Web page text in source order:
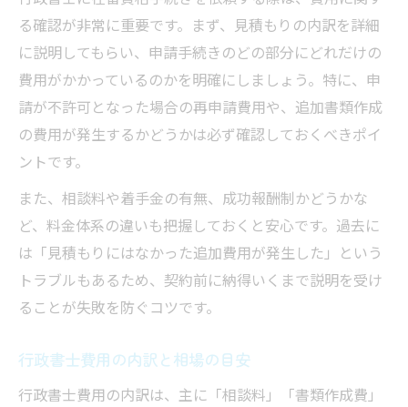
る確認が非常に重要です。まず、見積もりの内訳を詳細
に説明してもらい、申請手続きのどの部分にどれだけの
費用がかかっているのかを明確にしましょう。特に、申
請が不許可となった場合の再申請費用や、追加書類作成
の費用が発生するかどうかは必ず確認しておくべきポイ
ントです。
また、相談料や着手金の有無、成功報酬制かどうかな
ど、料金体系の違いも把握しておくと安心です。過去に
は「見積もりにはなかった追加費用が発生した」という
トラブルもあるため、契約前に納得いくまで説明を受け
ることが失敗を防ぐコツです。
行政書士費用の内訳と相場の目安
行政書士費用の内訳は、主に「相談料」「書類作成費」